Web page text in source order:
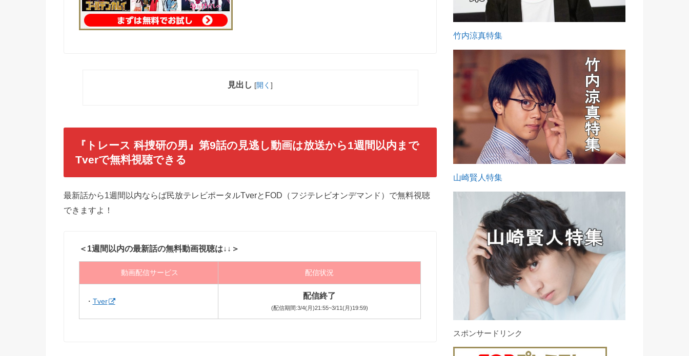
見出し [開く ]
『トレース 科捜研の男』第9話の見逃し動画は放送から1週間以内まで
Tverで無料視聴できる
最新話から1週間以内ならば民放テレビポータルTverとFOD（フジテレビオンデマンド）で無料視聴
できますよ！
＜1週間以内の最新話の無料動画視聴は↓↓＞
動画配信サービス 配信状況
・ Tver
配信終了
(配信期間:3/4(月)21:55~3/11(月)19:59)
竹内涼真特集
山崎賢人特集
スポンサードリンク